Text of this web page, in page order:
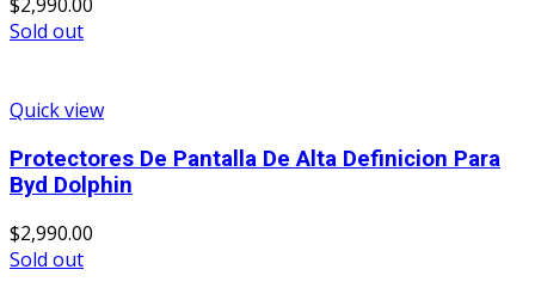
Sold out
Quick view
Protectores De Pantalla De Alta Definicion Para
Byd Dolphin
$2,990.00
Sold out